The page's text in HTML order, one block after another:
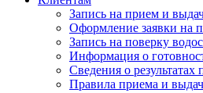
Запись на прием и
Оформление заявки на
Запись на поверку
Информация о
Сведения о
Правила приема и